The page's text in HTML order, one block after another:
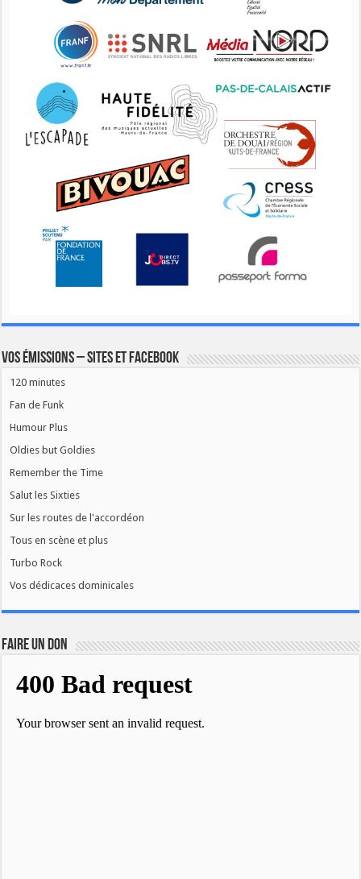
Vos émissions – Sites et Facebook
120 minutes
Fan de Funk
Humour Plus
Oldies but Goldies
Remember the Time
Salut les Sixties
Sur les routes de l'accordéon
Tous en scène et plus
Turbo Rock
Vos dédicaces dominicales
FAIRE UN DON